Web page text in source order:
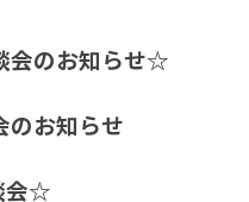
会のお知らせ☆
のお知らせ
会☆